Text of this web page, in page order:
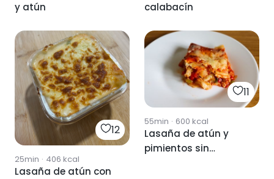
y atún
calabacín
12
25min · 406 kcal
Lasaña de atún con
11
55min · 600 kcal
Lasaña de atún y
pimientos sin